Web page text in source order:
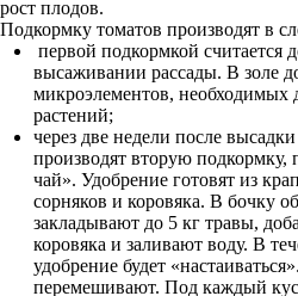
рост плодов.
Подкормку томатов производят в
первой подкормкой считается
высаживании рассады. В золе
микроэлементов, необходимых
растений;
через две недели после
производят вторую подкормку,
чай». Удобрение готовят из
сорняков и коровяка. В бочку
закладывают до 5 кг травы,
коровяка и заливают воду. В
удобрение будет
перемешивают. Под каждый